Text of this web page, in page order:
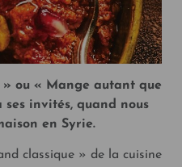
ou « Mange autant que
ses invités, quand nous
en Syrie.
classique » de la cuisine